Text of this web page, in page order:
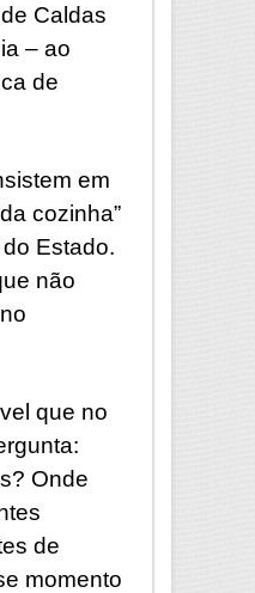
Caldas
– ao
de
em
cozinha”
Estado.
não
que no
Onde
de
momento